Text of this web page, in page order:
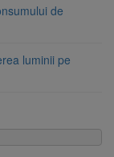
de
luminii pe